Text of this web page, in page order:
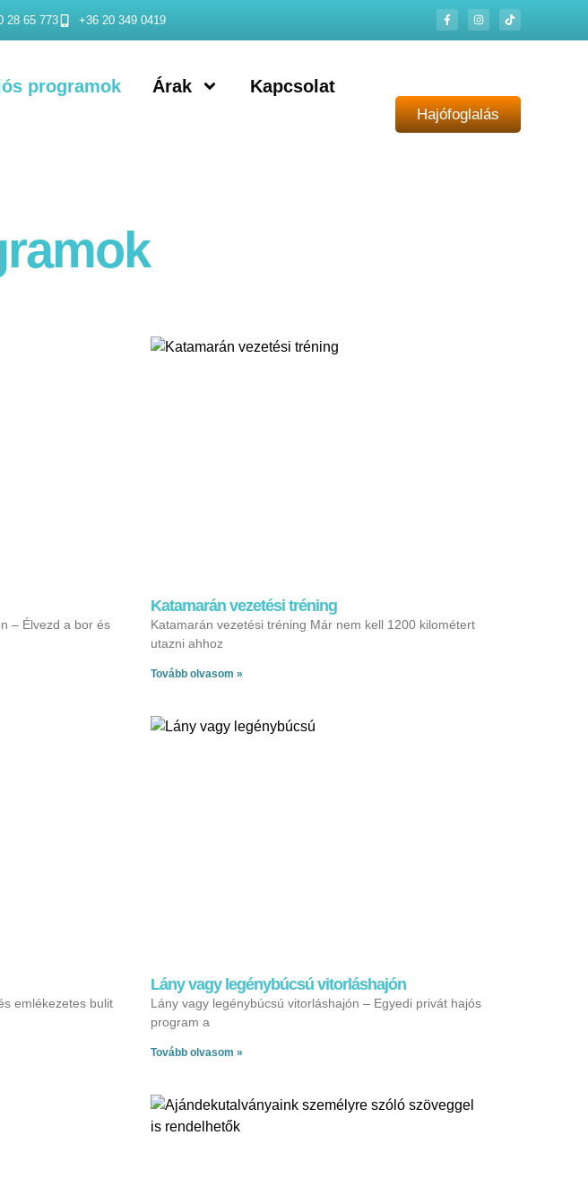
28 65 773 +36 20 349 0419
programok Árak Kapcsolat
Hajófoglalás
– Élvezd a bor és
Katamarán vezetési tréning
Katamarán vezetési tréning Már nem kell 1200 kilométert
utazni ahhoz
Tovább olvasom »
emlékezetes bulit
Lány vagy legénybúcsú vitorláshajón
Lány vagy legénybúcsú vitorláshajón – Egyedi privát hajós
program a
Tovább olvasom »